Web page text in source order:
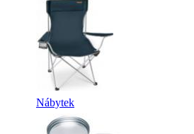
Nábytek